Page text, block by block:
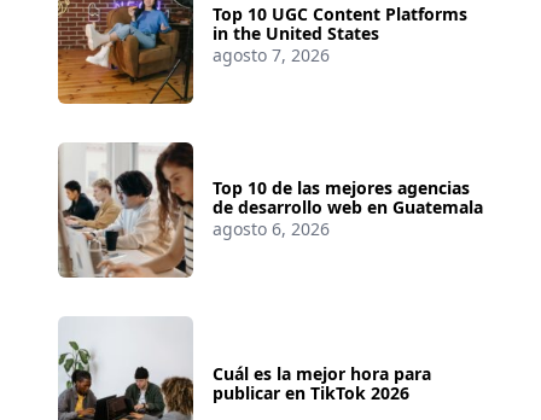
Top 10 UGC Content Platforms
in the United States
agosto 7, 2026
Top 10 de las mejores agencias
de desarrollo web en Guatemala
agosto 6, 2026
Cuál es la mejor hora para
publicar en TikTok 2026